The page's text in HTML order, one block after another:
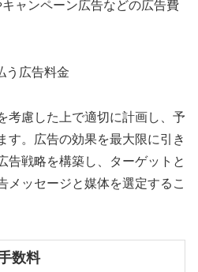
ャンペーン広告などの広告費
う広告料金
考慮した上で適切に計画し、予
す。広告の効果を最大限に引き
告戦略を構築し、ターゲットと
メッセージと媒体を選定するこ
数料